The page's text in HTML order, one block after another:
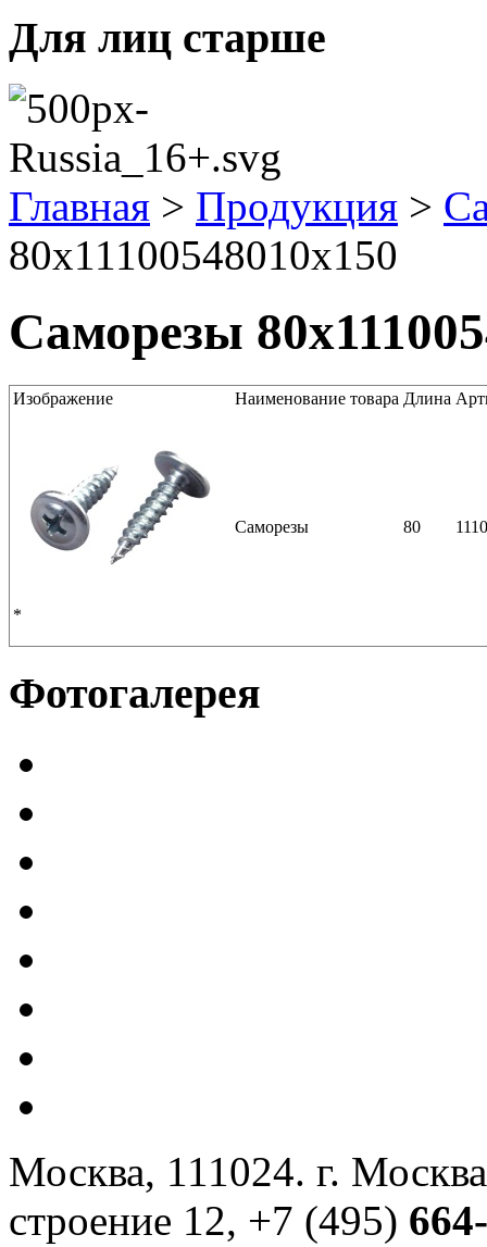
Для лиц старше
Главная > Продукция >
80x11100548010x150
Саморезы
Изображение Наименование товара Длина
*
Саморезы 80
Фотогалерея
Москва, 111024. г.
строение 12, +7 (495)